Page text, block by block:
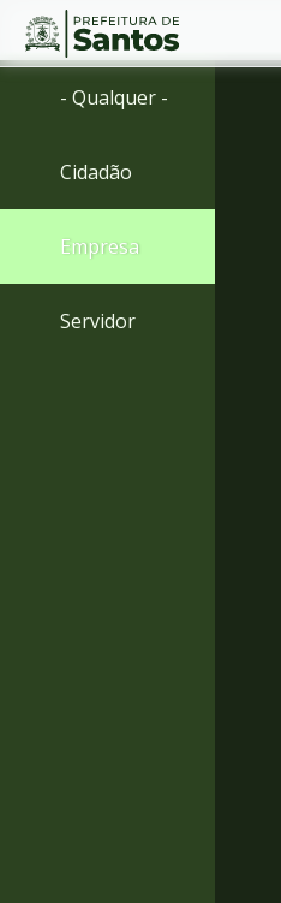
Ir
Ir
menu
Conteúdo
- Qualquer -
Cidadão
Empresa
Servidor